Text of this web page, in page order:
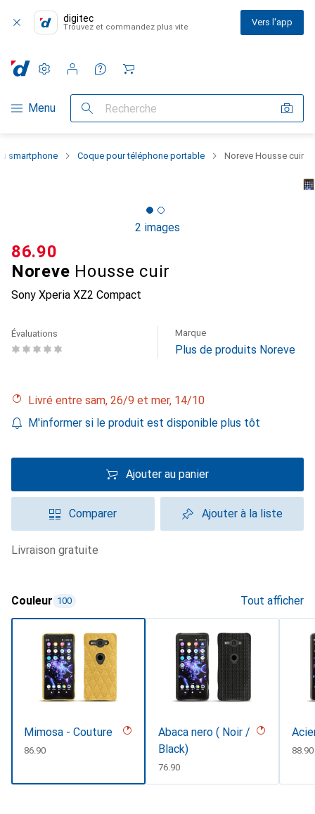
digitec
Trouvez et commandez plus vite Vers l'app
Navigation par catégorie
Menu Recherche
Paramètres
Compte client
Listes de comparaison
Listes d'envies
Panier
smartphone Coque pour téléphone portable Noreve Housse cuir
2 images
Noreve Housse cuir
Sony Xperia XZ2 Compact
CHF
86.90
Évaluations Marque
Plus de produits Noreve
Livré entre sam, 26/9 et mer, 14/10
M'informer si le produit est disponible plus tôt
Ajouter au panier
Comparer Ajouter à la liste
livraison gratuite
Couleur 100 Tout afficher
Mimosa - Couture
CHF
86.90
Abaca nero ( Noir /
Black)
CHF
76.90
CHF
88.90